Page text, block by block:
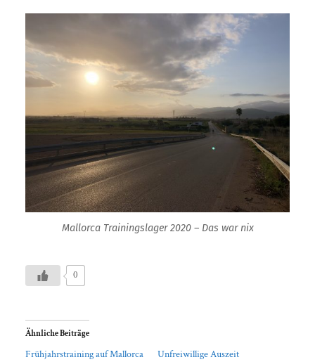
Mallorca Trainingslager 2020 – Das war nix
0
Ähnliche Beiträge
Frühjahrstraining auf Mallorca
Unfreiwillige Auszeit